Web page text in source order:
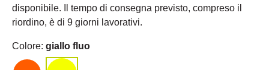
disponibile. Il tempo di consegna previsto, compreso il
riordino, è di 9 giorni lavorativi.
Colore: giallo fluo